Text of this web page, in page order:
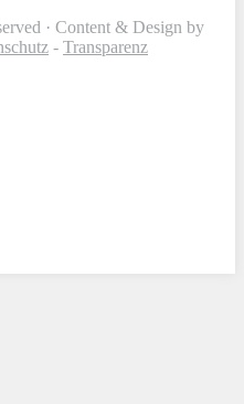
· Content & Design by
- Transparenz